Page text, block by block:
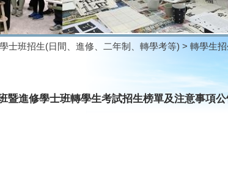
學士班招生(日間、進修、二年制、轉學考等) > 轉學生
暨進修學士班轉學生考試招生榜單及注意事項